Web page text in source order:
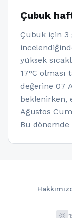
Çubuk
Çubuk için 3
yüksek
17°C olması
değerine 07
beklenirken,
Ağustos
Bu dönemde
wb_sunny